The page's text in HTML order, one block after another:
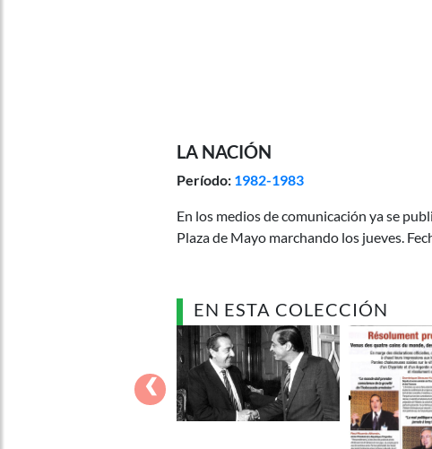
LA NACIÓN
Período: 1982-1983
En los medios de comunicación ya se
Plaza de Mayo marchando los jueves.
EN ESTA COLECCIÓN
‹